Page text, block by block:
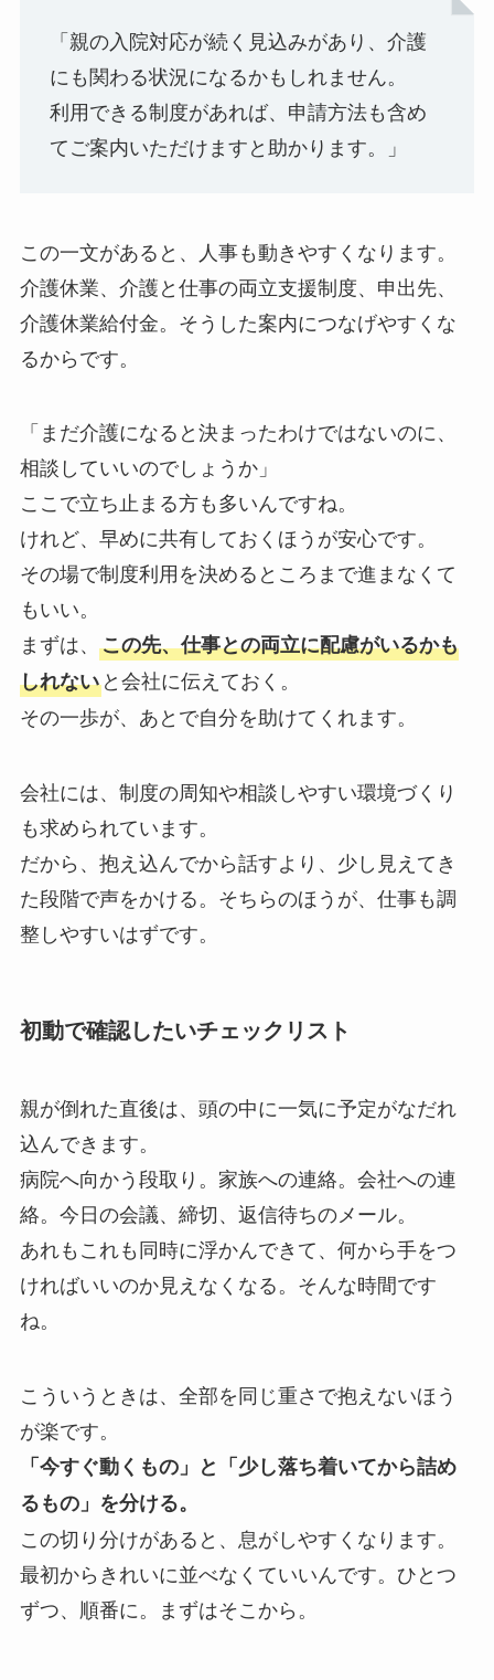
「親の入院対応が続く見込みがあり、介護
にも関わる状況になるかもしれません。
利用できる制度があれば、申請方法も含め
てご案内いただけますと助かります。」
この一文があると、人事も動きやすくなります。
介護休業、介護と仕事の両立支援制度、申出先、
介護休業給付金。そうした案内につなげやすくな
るからです。
「まだ介護になると決まったわけではないのに、
相談していいのでしょうか」
ここで立ち止まる方も多いんですね。
けれど、早めに共有しておくほうが安心です。
その場で制度利用を決めるところまで進まなくて
もいい。
まずは、 この先、仕事との両立に配慮がいるかも
しれないと会社に伝えておく。
その一歩が、あとで自分を助けてくれます。
会社には、制度の周知や相談しやすい環境づくり
も求められています。
だから、抱え込んでから話すより、少し見えてき
た段階で声をかける。そちらのほうが、仕事も調
整しやすいはずです。
初動で確認したいチェックリスト
親が倒れた直後は、頭の中に一気に予定がなだれ
込んできます。
病院へ向かう段取り。家族への連絡。会社への連
絡。今日の会議、締切、返信待ちのメール。
あれもこれも同時に浮かんできて、何から手をつ
ければいいのか見えなくなる。そんな時間です
ね。
こういうときは、全部を同じ重さで抱えないほう
が楽です。
「今すぐ動くもの」と「少し落ち着いてから詰め
るもの」を分ける。
この切り分けがあると、息がしやすくなります。
最初からきれいに並べなくていいんです。ひとつ
ずつ、順番に。まずはそこから。